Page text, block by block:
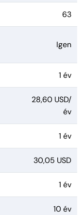
63
Igen
1 év
28,60 USD/
év
1 év
30,05 USD
1 év
10 év